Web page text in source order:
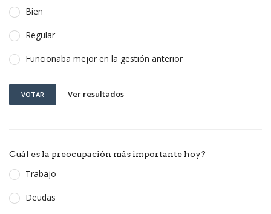
Bien
Regular
Funcionaba mejor en la gestión anterior
VOTAR Ver resultados
Cuál es la preocupación más importante hoy?
Trabajo
Deudas